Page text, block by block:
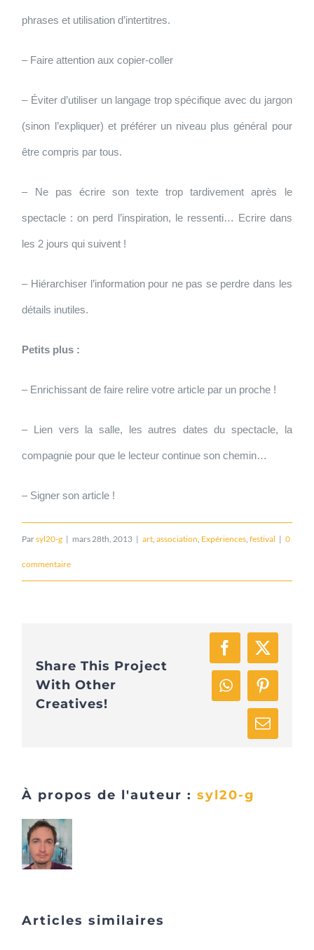
phrases et utilisation d’intertitres.
– Faire attention aux copier-coller
– Éviter d’utiliser un langage trop spécifique avec du jargon
(sinon l’expliquer) et préférer un niveau plus général pour
être compris par tous.
– Ne pas écrire son texte trop tardivement après le
spectacle : on perd l’inspiration, le ressenti… Ecrire dans
les 2 jours qui suivent !
– Hiérarchiser l’information pour ne pas se perdre dans les
détails inutiles.
Petits plus :
– Enrichissant de faire relire votre article par un proche !
– Lien vers la salle, les autres dates du spectacle, la
compagnie pour que le lecteur continue son chemin…
– Signer son article !
Parsyl20-g | mars 28th, 2013 | art,association, Expériences,festival | 0
commentaire
Share This Project
With Other
Creatives!
Facebook
X
WhatsApp
Email
À propos de l'auteur :syl20-g
Articles similaires